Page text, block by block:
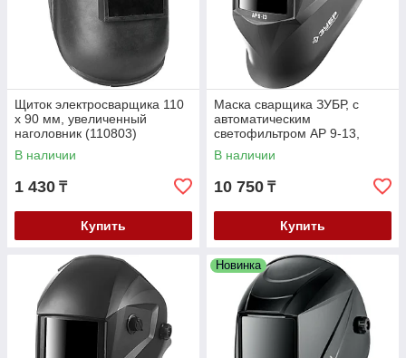
Щиток электросварщика 110
х 90 мм, увеличенный
наголовник (110803)
В наличии
1 430 ₸
Купить
Маска сварщика ЗУБР, с
автоматическим
светофильтром АР 9-13,
затемнение 4/9-13, серия
"Профессионал" (11073)
В наличии
10 750 ₸
Купить
Новинка